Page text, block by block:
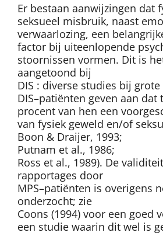
Er bestaan aanwijzingen dat
seksueel misbruik, naast
verwaarlozing, een
factor bij uiteenlopende
stoornissen vormen. Dit is
aangetoond bij
DIS : diverse studies bij
DIS–patiënten geven aan dat
procent van hen een
van fysiek geweld en/of
Boon & Draijer, 1993;
Putnam et al., 1986;
Ross et al., 1989). De
rapportages door
MPS–patiënten is overigens
onderzocht; zie
Coons (1994) voor een goed
een studie waarin dit wel is